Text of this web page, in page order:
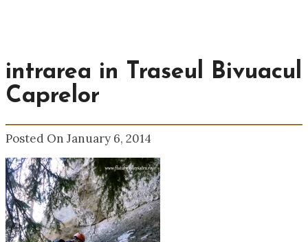
intrarea in Traseul Bivuacul
Caprelor
Posted On January 6, 2014